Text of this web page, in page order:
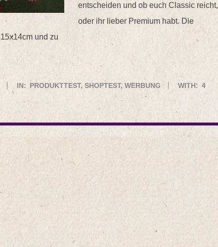
entscheiden und ob euch Classic reicht,
oder ihr lieber Premium habt. Die
und zu
IN: PRODUKTTEST,SHOPTEST,WERBUNG WITH: 4